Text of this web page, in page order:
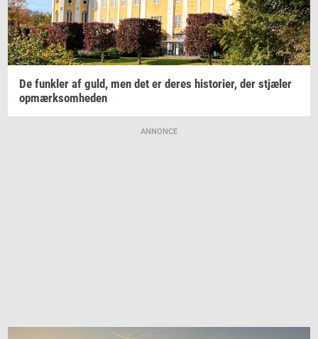
De funk­ler af guld, men det er deres hi­sto­ri­er, der stjæ­ler
op­mærk­som­he­den
ANNONCE